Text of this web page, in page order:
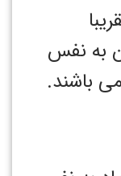
به نفس
باشند.